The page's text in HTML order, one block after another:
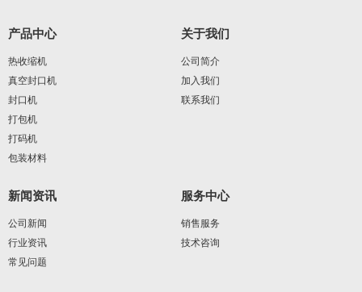
产品中心
热收缩机
真空封口机
封口机
打包机
打码机
包装材料
关于我们
公司简介
加入我们
联系我们
新闻资讯
公司新闻
行业资讯
常见问题
服务中心
销售服务
技术咨询